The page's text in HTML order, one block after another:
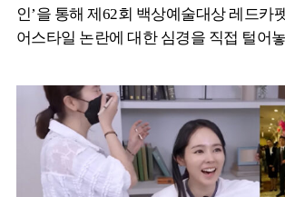
인’을 통해 제62회 백상예술대상 레드카
어스타일 논란에 대한 심경을 직접 털어